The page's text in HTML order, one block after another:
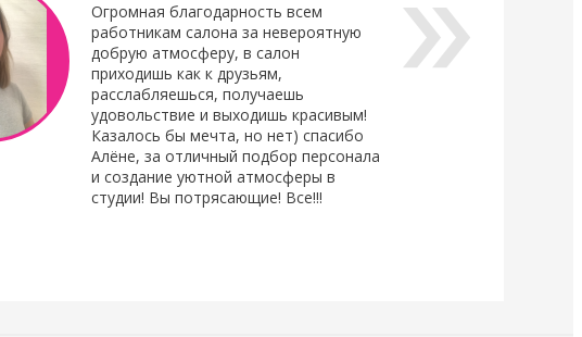
Огромная благодарность всем
работникам салона за невероятную
добрую атмосферу, в салон
приходишь как к друзьям,
расслабляешься, получаешь
удовольствие и выходишь красивым!
Казалось бы мечта, но нет) спасибо
Алёне, за отличный подбор персонала
и создание уютной атмосферы в
студии! Вы потрясающие! Все!!!